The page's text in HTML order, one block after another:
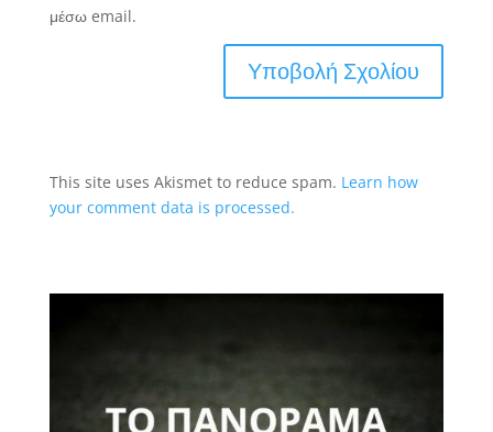
μέσω email.
This site uses Akismet to reduce spam. Learn how
your comment data is processed.